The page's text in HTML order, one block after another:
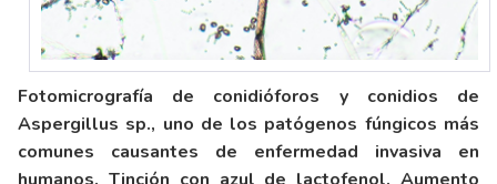
Fotomicrografía de conidióforos y conidios de
Aspergillus sp., uno de los patógenos fúngicos más
comunes causantes de enfermedad invasiva en